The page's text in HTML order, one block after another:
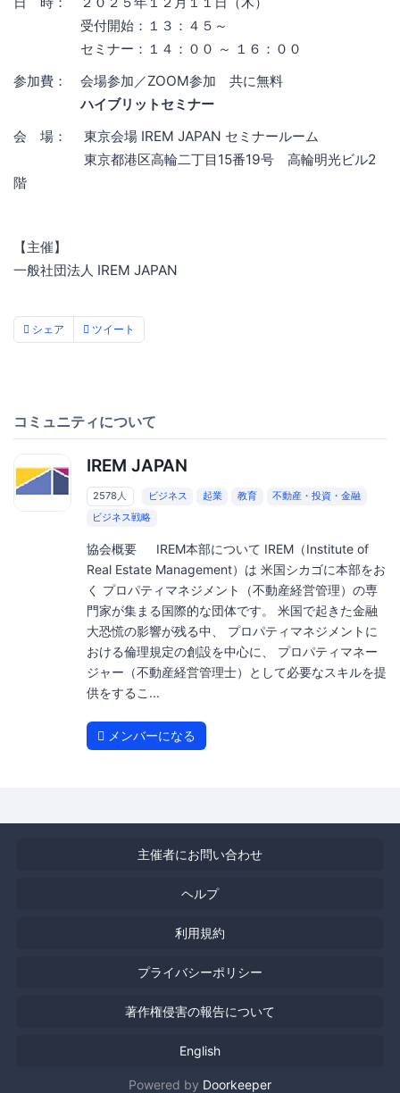
受付開始：１３：４５～
セミナー：１４：００ ～ １６：００
参加費： 会場参加／ZOOM参加 共に無料
ハイブリットセミナー
会 場： 東京会場 IREM JAPAN セミナールーム
東京都港区高輪二丁目15番19号 高輪明光ビル2
階
【主催】
一般社団法人 IREM JAPAN
シェア ツイート
コミュニティについて
IREM JAPAN
2578人 ビジネス 起業 教育
不動産・投資・金融
ビジネス戦略
協会概要 IREM本部について IREM（Institute of
Real Estate Management）は 米国シカゴに本部をお
く プロパティマネジメント（不動産経営管理）の専
門家が集まる国際的な団体です。 米国で起きた金融
大恐慌の影響が残る中、 プロパティマネジメントに
おける倫理規定の創設を中心に、 プロパティマネー
ジャー（不動産経営管理士）として必要なスキルを提
供をするこ...
メンバーになる
主催者にお問い合わせ
ヘルプ
利用規約
プライバシーポリシー
著作権侵害の報告について
English
Powered by Doorkeeper